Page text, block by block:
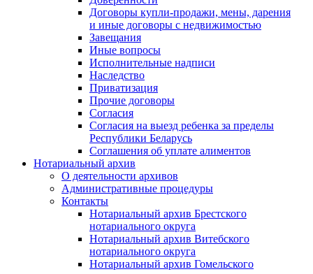
Договоры купли-продажи, мены, дарения
и иные договоры с недвижимостью
Завещания
Иные вопросы
Исполнительные надписи
Наследство
Приватизация
Прочие договоры
Согласия
Согласия на выезд ребенка за пределы
Республики Беларусь
Соглашения об уплате алиментов
Нотариальный архив
О деятельности архивов
Административные процедуры
Контакты
Нотариальный архив Брестского
нотариального округа
Нотариальный архив Витебского
нотариального округа
Нотариальный архив Гомельского